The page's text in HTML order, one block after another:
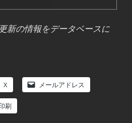
新の情報をデータベースに
X メールアドレス
刷